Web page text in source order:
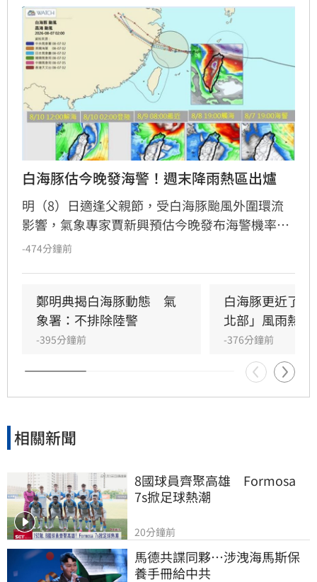
白海豚估今晚發海警！週末降雨熱區出爐
明（8）日適逢父親節，受白海豚颱風外圍環流
影響，氣象專家賈新興預估今晚發布海警機率
高。週末期間，台中以北及東北角慎防較大雨
醒民眾留意天氣變化。此外，今起至14日花東地
區需防焚風，且8月底前全台降雨機率偏高，特
別是南部地區，建議民眾提前做好防颱準備。
-474分鐘前
鄭明典揭白海豚動態　氣
象署：不排除陸警
-395分鐘前
白海豚更近了
北部」風雨熱區
-376分鐘前
相關新聞
8國球員齊聚高雄　Formosa
7s掀足球熱潮
20分鐘前
馬德共諜同夥…涉洩海馬斯保
養手冊給中共